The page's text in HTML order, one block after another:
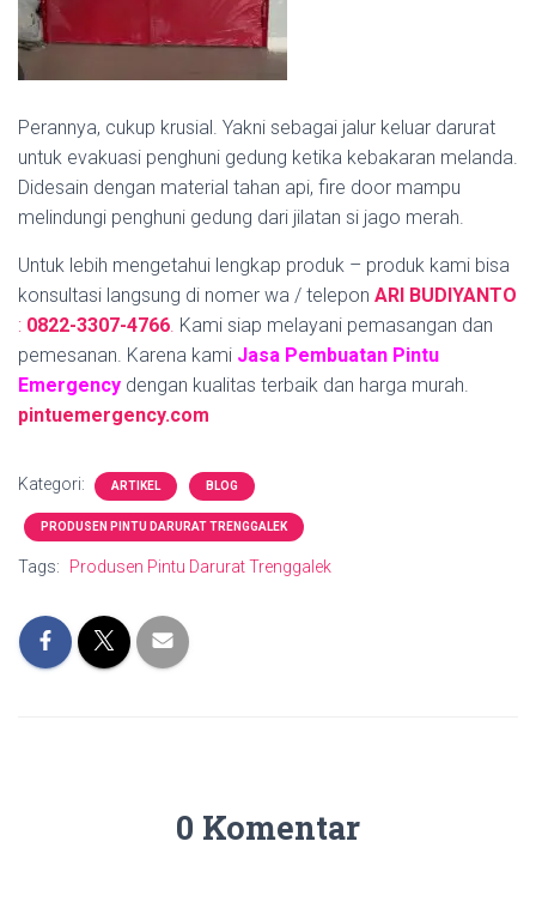
Perannya, cukup krusial. Yakni sebagai jalur keluar darurat
untuk evakuasi penghuni gedung ketika kebakaran melanda.
Didesain dengan material tahan api, fire door mampu
melindungi penghuni gedung dari jilatan si jago merah.
Untuk lebih mengetahui lengkap produk – produk kami bisa
konsultasi langsung di nomer wa / telepon ARI BUDIYANTO
: 0822-3307-4766. Kami siap melayani pemasangan dan
pemesanan. Karena kami Jasa Pembuatan Pintu
Emergency dengan kualitas terbaik dan harga murah.
pintuemergency.com
Kategori: ARTIKEL BLOG
PRODUSEN PINTU DARURAT TRENGGALEK
Tags: Produsen Pintu Darurat Trenggalek
0 Komentar